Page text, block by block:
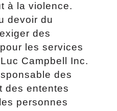
à la violence.
devoir du
des
les services
Campbell Inc.
des
des ententes
personnes